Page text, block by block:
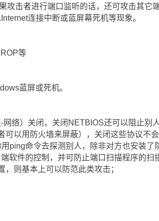
攻击者进行端口监听的话，还可攻击其它
连接中断或蓝屏幕死机等现象。
等
蓝屏或死机。
络）关闭，关闭NETBIOS还可以阻止别
可以用防火墙来屏蔽），关闭这些协议不
ping命令去探测别人，除非对方也安装
软件的控制，并可防止端口扫描程序的扫
则基本上可以防范此类攻击；